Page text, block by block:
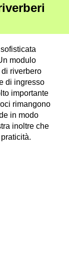
modulo
riverbero
di ingresso
importante
rimangono
in modo
inoltre che